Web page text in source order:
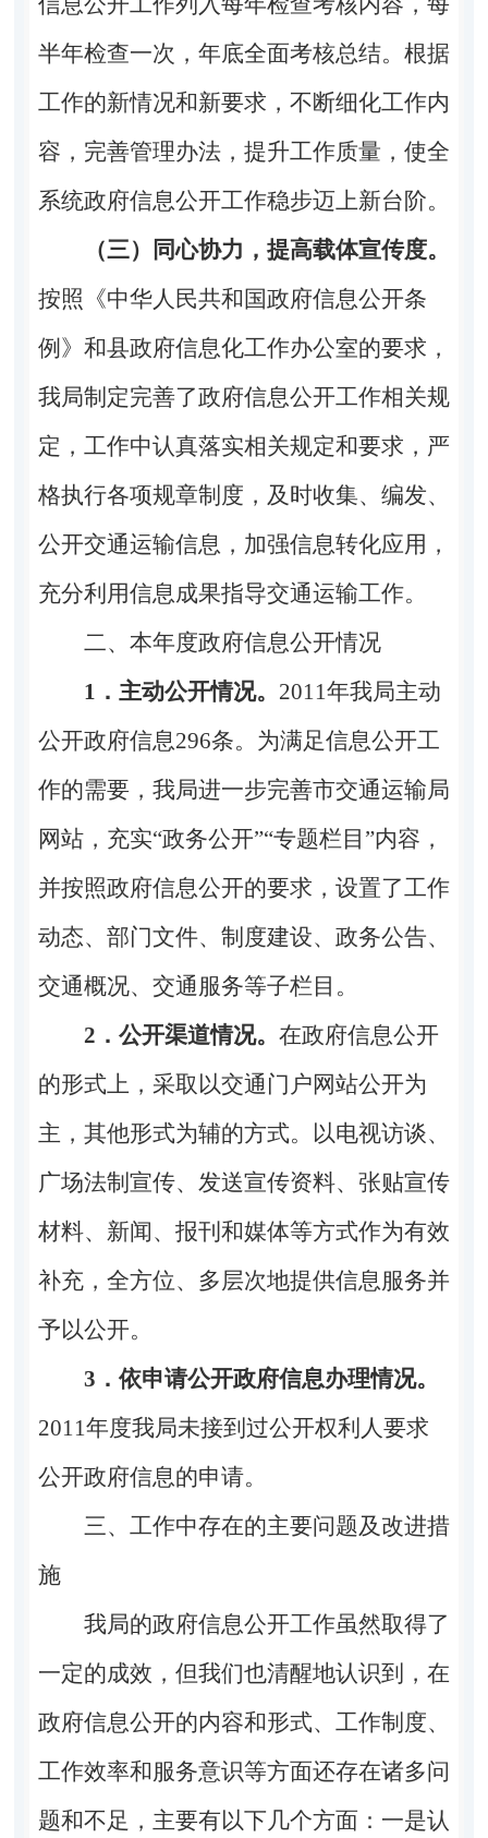
半年检查一次，年底全面考核总结。根据
工作的新情况和新要求，不断细化工作内
容，完善管理办法，提升工作质量，使全
系统政府信息公开工作稳步迈上新台阶。
（三）同心协力，提高载体宣传度。
按照《中华人民共和国政府信息公开条
例》和县政府信息化工作办公室的要求，
我局制定完善了政府信息公开工作相关规
定，工作中认真落实相关规定和要求，严
格执行各项规章制度，及时收集、编发、
公开交通运输信息，加强信息转化应用，
充分利用信息成果指导交通运输工作。
二、本年度政府信息公开情况
1．主动公开情况。 2011年我局主动
公开政府信息296条。为满足信息公开工
作的需要，我局进一步完善市交通运输局
网站，充实“政务公开”“专题栏目”内容，
并按照政府信息公开的要求，设置了工作
动态、部门文件、制度建设、政务公告、
交通概况、交通服务等子栏目。
2．公开渠道情况。 在政府信息公开
的形式上，采取以交通门户网站公开为
主，其他形式为辅的方式。以电视访谈、
广场法制宣传、发送宣传资料、张贴宣传
材料、新闻、报刊和媒体等方式作为有效
补充，全方位、多层次地提供信息服务并
予以公开。
3．依申请公开政府信息办理情况。
2011年度我局未接到过公开权利人要求
公开政府信息的申请。
三、工作中存在的主要问题及改进措
施
我局的政府信息公开工作虽然取得了
一定的成效，但我们也清醒地认识到，在
政府信息公开的内容和形式、工作制度、
工作效率和服务意识等方面还存在诸多问
题和不足，主要有以下几个方面：一是认